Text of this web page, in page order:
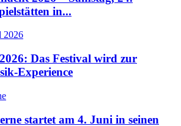
in...
Das Festival wird zur
Experience
startet am 4. Juni in seinen